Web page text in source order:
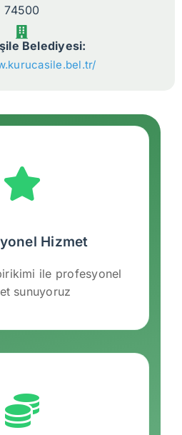
74500
Belediyesi:
Hizmet
ile profesyonel
sunuyoruz